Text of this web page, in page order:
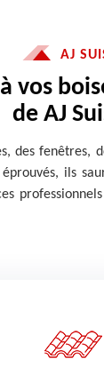
AJ
de AJ
des
ils